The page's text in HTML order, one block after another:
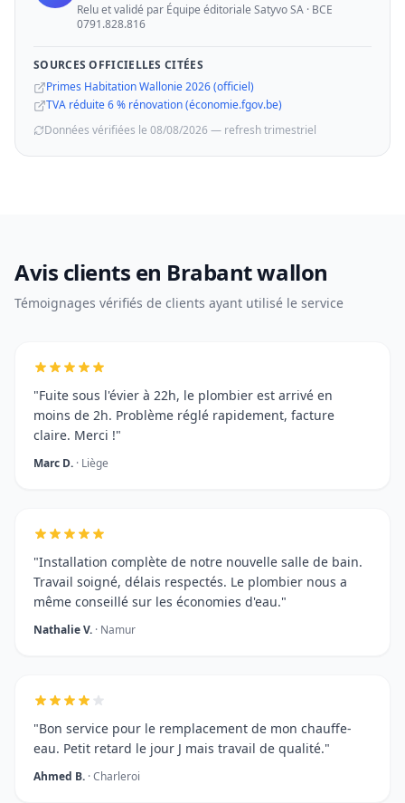
Relu et validé par Équipe éditoriale Satyvo SA · BCE
0791.828.816
SOURCES OFFICIELLES CITÉES
Primes Habitation Wallonie 2026 (officiel)
TVA réduite 6 % rénovation (économie.fgov.be)
Données vérifiées le 08/08/2026 — refresh trimestriel
Avis clients en Brabant wallon
Témoignages vérifiés de clients ayant utilisé le service
"Fuite sous l'évier à 22h, le plombier est arrivé en
moins de 2h. Problème réglé rapidement, facture
claire. Merci !"
Marc D. · Liège
"Installation complète de notre nouvelle salle de bain.
Travail soigné, délais respectés. Le plombier nous a
même conseillé sur les économies d'eau."
Nathalie V. · Namur
"Bon service pour le remplacement de mon chauffe-
eau. Petit retard le jour J mais travail de qualité."
Ahmed B. · Charleroi